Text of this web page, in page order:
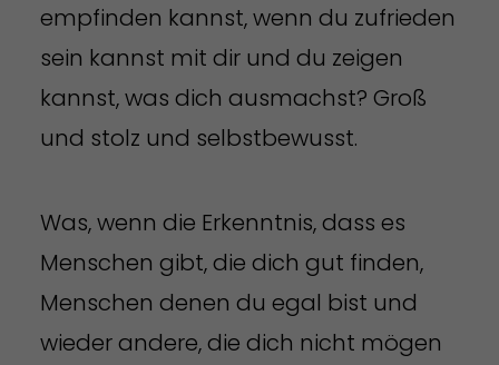
empfinden kannst, wenn du zufrieden
sein kannst mit dir und du zeigen
kannst, was dich ausmachst? Groß
und stolz und selbstbewusst.
Was, wenn die Erkenntnis, dass es
Menschen gibt, die dich gut finden,
Menschen denen du egal bist und
wieder andere, die dich nicht mögen